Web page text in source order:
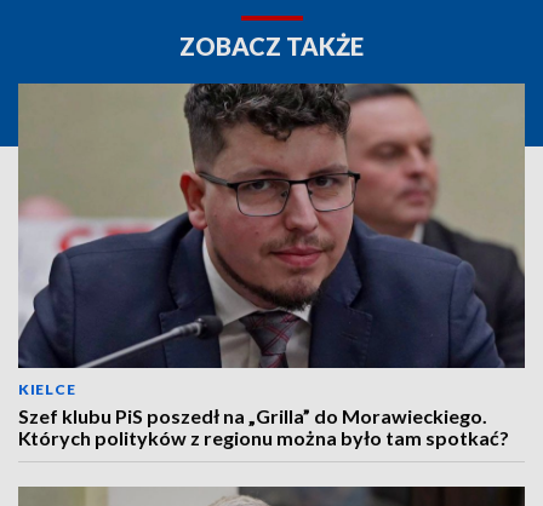
ZOBACZ TAKŻE
KIELCE
Szef klubu PiS poszedł na „Grilla” do Morawieckiego.
Których polityków z regionu można było tam spotkać?